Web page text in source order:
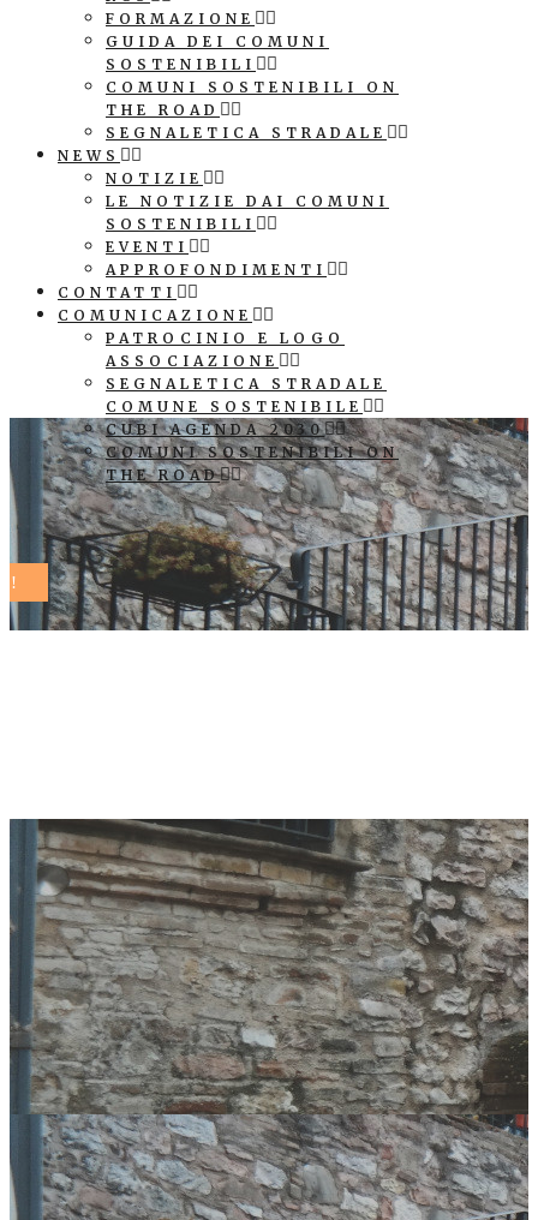
FORMAZIONE
GUIDA DEI COMUNI
SOSTENIBILI
COMUNI SOSTENIBILI ON
THE ROAD
SEGNALETICA STRADALE
NEWS
NOTIZIE
LE NOTIZIE DAI COMUNI
SOSTENIBILI
EVENTI
APPROFONDIMENTI
CONTATTI
COMUNICAZIONE
PATROCINIO E LOGO
ASSOCIAZIONE
SEGNALETICA STRADALE
COMUNE SOSTENIBILE
CUBI AGENDA 2030
COMUNI SOSTENIBILI ON
THE ROAD